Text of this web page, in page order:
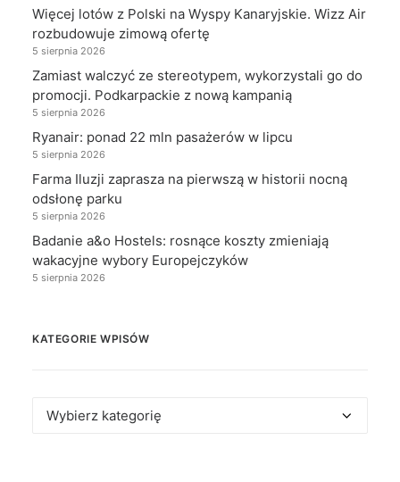
Więcej lotów z Polski na Wyspy Kanaryjskie. Wizz Air
rozbudowuje zimową ofertę
5 sierpnia 2026
Zamiast walczyć ze stereotypem, wykorzystali go do
promocji. Podkarpackie z nową kampanią
5 sierpnia 2026
Ryanair: ponad 22 mln pasażerów w lipcu
5 sierpnia 2026
Farma Iluzji zaprasza na pierwszą w historii nocną
odsłonę parku
5 sierpnia 2026
Badanie a&o Hostels: rosnące koszty zmieniają
wakacyjne wybory Europejczyków
5 sierpnia 2026
KATEGORIE WPISÓW
Kategorie